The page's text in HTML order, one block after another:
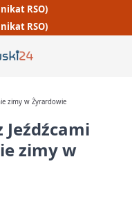
RSO)
RSO)
zimy w Żyrardowie
zimy w